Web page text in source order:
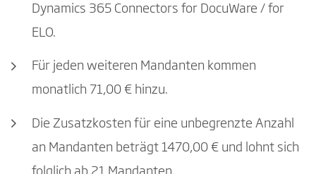
Dynamics 365 Connectors for DocuWare / for
ELO.
Für jeden weiteren Mandanten kommen
monatlich 71,00 € hinzu.
Die Zusatzkosten für eine unbegrenzte Anzahl
an Mandanten beträgt 1470,00 € und lohnt sich